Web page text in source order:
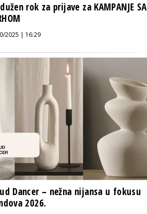
rok za prijave za KAMPANJE SA
2025 | 16:29
Dancer – nežna nijansa u fokusu
2026.